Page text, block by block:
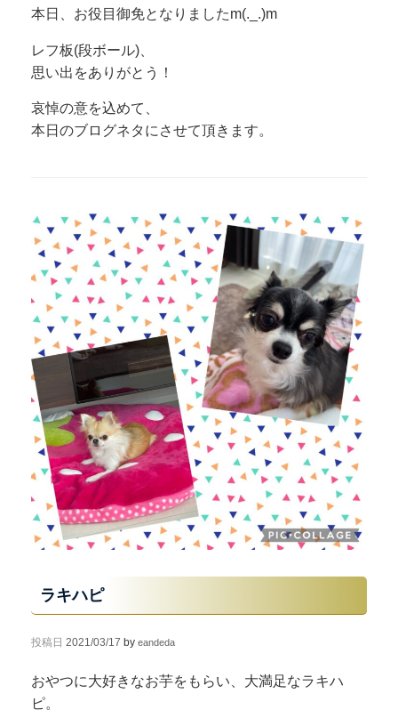
本日、お役目御免となりましたm(._.)m
レフ板(段ボール)、
思い出をありがとう！
哀悼の意を込めて、
本日のブログネタにさせて頂きます。
ラキハピ
投稿日 2021/03/17 by eandeda
おやつに大好きなお芋をもらい、大満足なラキハ
ピ。